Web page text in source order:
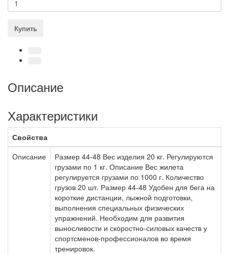
Купить
Описание
Характеристики
Свойства
Описание
Размер 44-48 Вес изделия 20 кг. Регулируются
грузами по 1 кг. Описание Вес жилета
регулируется грузами по 1000 г. Количество
грузов 20 шт. Размер 44-48 Удобен для бега на
короткие дистанции, лыжной подготовки,
выполнения специальных физических
упражнений. Необходим для развития
выносливости и скоростно-силовых качеств у
спортсменов-профессионалов во время
тренировок.